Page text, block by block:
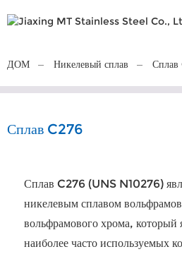
ДОМ Никелевый сплав Сплав
Сплав C276
Сплав C276 (UNS N10276)
никелевым сплавом
вольфрамового хрома, который
наиболее часто используемых